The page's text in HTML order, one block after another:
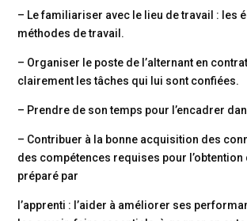
– Le familiariser avec le lieu de travail : les
méthodes de travail.
– Organiser le poste de l’alternant en
clairement les tâches qui lui sont confiées.
– Prendre de son temps pour l’encadrer
– Contribuer à la bonne acquisition des
des compétences requises pour
préparé par
l’apprenti : l’aider à améliorer ses